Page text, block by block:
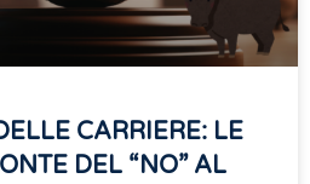
CARRIERE: LE
DEL “NO” AL